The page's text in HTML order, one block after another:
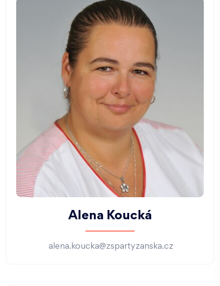
Alena Koucká
alena.koucka@zspartyzanska.cz